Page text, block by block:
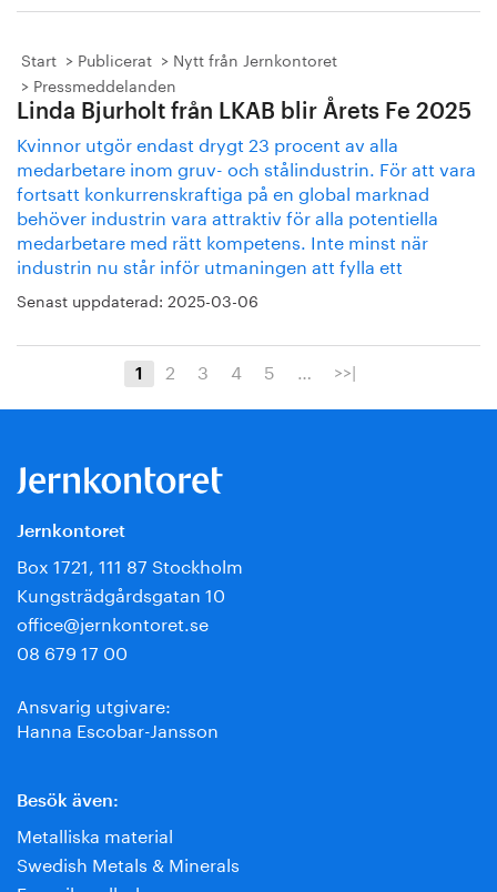
Start Publicerat
Nytt från Jernkontoret
Pressmeddelanden
Linda Bjurholt från LKAB blir Årets Fe 2025
Kvinnor utgör endast drygt 23 procent av alla
medarbetare inom gruv- och stålindustrin. För att vara
fortsatt konkurrenskraftiga på en global marknad
behöver industrin vara attraktiv för alla potentiella
medarbetare med rätt kompetens. Inte minst när
industrin nu står inför utmaningen att fylla ett
Senast uppdaterad: 2025-03-06
1 2 3 4 5 … >>|
Jernkontoret
Box 1721, 111 87 Stockholm
Kungsträdgårdsgatan 10
office@jernkontoret.se
08 679 17 00
Ansvarig utgivare:
Hanna Escobar-Jansson
Besök även:
Metalliska material
Swedish Metals & Minerals